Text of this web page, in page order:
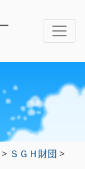
> ＳＧＨ財団 >